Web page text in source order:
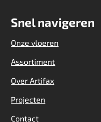
Snel navigeren
Onze vloeren
Assortiment
Over Artifax
Projecten
Contact